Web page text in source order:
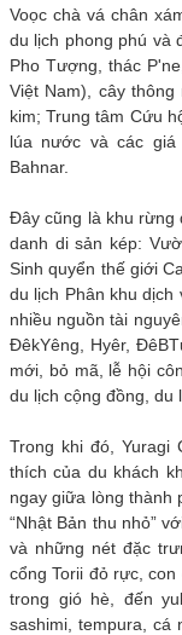
Voọc chà vá chân
du lịch phong phú và
Pho Tượng, thác
Việt Nam), cây
kim; Trung tâm Cứu
lúa nước và các
Bahnar.
Đây cũng là khu rừng
danh di sản kép:
Sinh quyển thế giới
du lịch Phân khu
nhiều nguồn tài
ĐêkYêng, Hyêr,
mới, bỏ mã, lễ hội
du lịch cộng đồng, du
Trong khi đó, Yuragi
thích của du khách
ngay giữa lòng thành
“Nhật Bản thu nhỏ”
và những nét đặc
cổng Torii đỏ rực,
trong gió hè, đến
sashimi, tempura, cá